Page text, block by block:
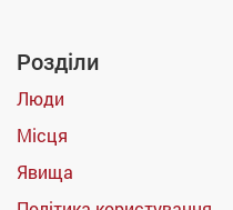
Розділи
Люди
Місця
Явища